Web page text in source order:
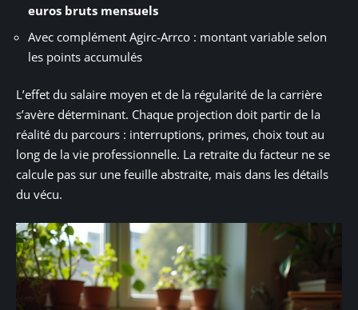
euros bruts mensuels
Avec complément Agirc-Arrco : montant variable selon
les points accumulés
L’effet du salaire moyen et de la régularité de la carrière
s’avère déterminant. Chaque projection doit partir de la
réalité du parcours : interruptions, primes, choix tout au
long de la vie professionnelle. La retraite du facteur ne se
calcule pas sur une feuille abstraite, mais dans les détails
du vécu.